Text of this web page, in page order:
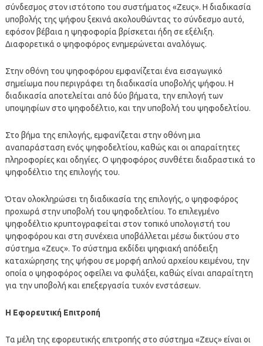
σύνδεσμος στον ιστότοπο του συστήματος «Ζευς». Η διαδικασία
υποβολής της ψήφου ξεκινά ακολουθώντας το σύνδεσμο αυτό,
εφόσον βέβαια η ψηφοφορία βρίσκεται ήδη σε εξέλιξη.
Διαφορετικά ο ψηφοφόρος ενημερώνεται αναλόγως.
Στην οθόνη του ψηφοφόρου εμφανίζεται ένα εισαγωγικό
σημείωμα που περιγράφει τη διαδικασία υποβολής ψήφου. Η
διαδικασία αποτελείται από δύο βήματα, την επιλογή των
υποψηφίων στο ψηφοδέλτιο, και την υποβολή του ψηφοδελτίου.
Στο βήμα της επιλογής, εμφανίζεται στην οθόνη μια
αναπαράσταση ενός ψηφοδελτίου, καθώς και οι απαραίτητες
πληροφορίες και οδηγίες. Ο ψηφοφόρος συνθέτει διαδραστικά το
ψηφοδέλτιο της επιλογής του.
Όταν ολοκληρώσει τη διαδικασία της επιλογής, ο ψηφοφόρος
προχωρά στην υποβολή του ψηφοδελτίου. Το επιλεγμένο
ψηφοδέλτιο κρυπτογραφείται στον τοπικό υπολογιστή του
ψηφοφόρου και στη συνέχεια υποβάλλεται μέσω δικτύου στο
σύστημα «Ζευς». Το σύστημα εκδίδει ψηφιακή απόδειξη
καταχώρησης της ψήφου σε μορφή απλού αρχείου κειμένου, την
οποία ο ψηφοφόρος οφείλει να φυλάξει, καθώς είναι απαραίτητη
για την υποβολή και επεξεργασία τυχόν ενστάσεων.
Η Εφορευτική Επιτροπή
Τα μέλη της εφορευτικής επιτροπής στο σύστημα «Ζευς» είναι οι